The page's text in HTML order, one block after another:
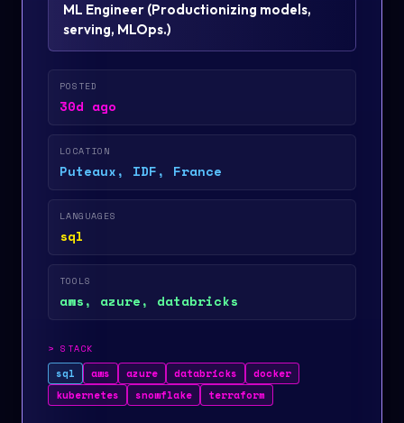
ML Engineer (Productionizing models,
serving, MLOps.)
POSTED
30d ago
LOCATION
Puteaux, IDF, France
LANGUAGES
sql
TOOLS
aws, azure, databricks
>STACK
sql aws azure databricks
docker
kubernetes
snowflake terraform